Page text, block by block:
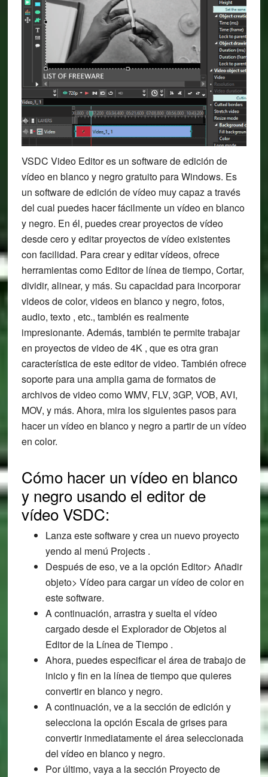
VSDC Video Editor es un software de edición de
vídeo en blanco y negro gratuito para Windows. Es
un software de edición de vídeo muy capaz a través
del cual puedes hacer fácilmente un vídeo en blanco
y negro. En él, puedes crear proyectos de vídeo
desde cero y editar proyectos de vídeo existentes
con facilidad. Para crear y editar vídeos, ofrece
herramientas como Editor de línea de tiempo, Cortar,
dividir, alinear, y más. Su capacidad para incorporar
videos de color, videos en blanco y negro, fotos,
audio, texto , etc., también es realmente
impresionante. Además, también te permite trabajar
en proyectos de video de 4K , que es otra gran
característica de este editor de video. También ofrece
soporte para una amplia gama de formatos de
archivos de video como WMV, FLV, 3GP, VOB, AVI,
MOV, y más. Ahora, mira los siguientes pasos para
hacer un vídeo en blanco y negro a partir de un vídeo
en color.
Cómo hacer un vídeo en blanco
y negro usando el editor de
vídeo VSDC:
Lanza este software y crea un nuevo proyecto
yendo al menú Projects .
Después de eso, ve a la opción Editor> Añadir
objeto> Vídeo para cargar un vídeo de color en
este software.
A continuación, arrastra y suelta el vídeo
cargado desde el Explorador de Objetos al
Editor de la Línea de Tiempo .
Ahora, puedes especificar el área de trabajo de
inicio y fin en la línea de tiempo que quieres
convertir en blanco y negro.
A continuación, ve a la sección de edición y
selecciona la opción Escala de grises para
convertir inmediatamente el área seleccionada
del vídeo en blanco y negro.
Por último, vaya a la sección Proyecto de